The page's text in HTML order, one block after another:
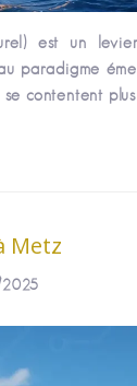
est un
paradigme
contentent plus
Metz
2025